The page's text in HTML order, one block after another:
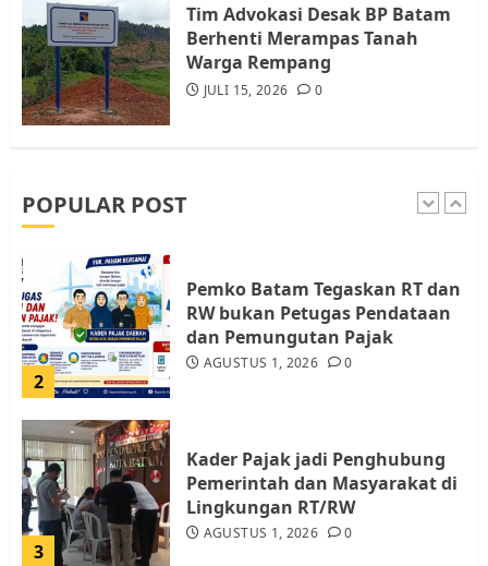
Tim Advokasi Desak BP Batam
Berhenti Merampas Tanah
Warga Rempang
JULI 15, 2026 0
POPULAR POST
5
Resahkan Warga
JULI 17, 2026 0
1
2
Pemko Batam Tegaskan RT dan
RW bukan Petugas Pendataan
dan Pemungutan Pajak
AGUSTUS 1, 2026 0
3
Kader Pajak jadi Penghubung
Pemerintah dan Masyarakat di
Lingkungan RT/RW
AGUSTUS 1, 2026 0